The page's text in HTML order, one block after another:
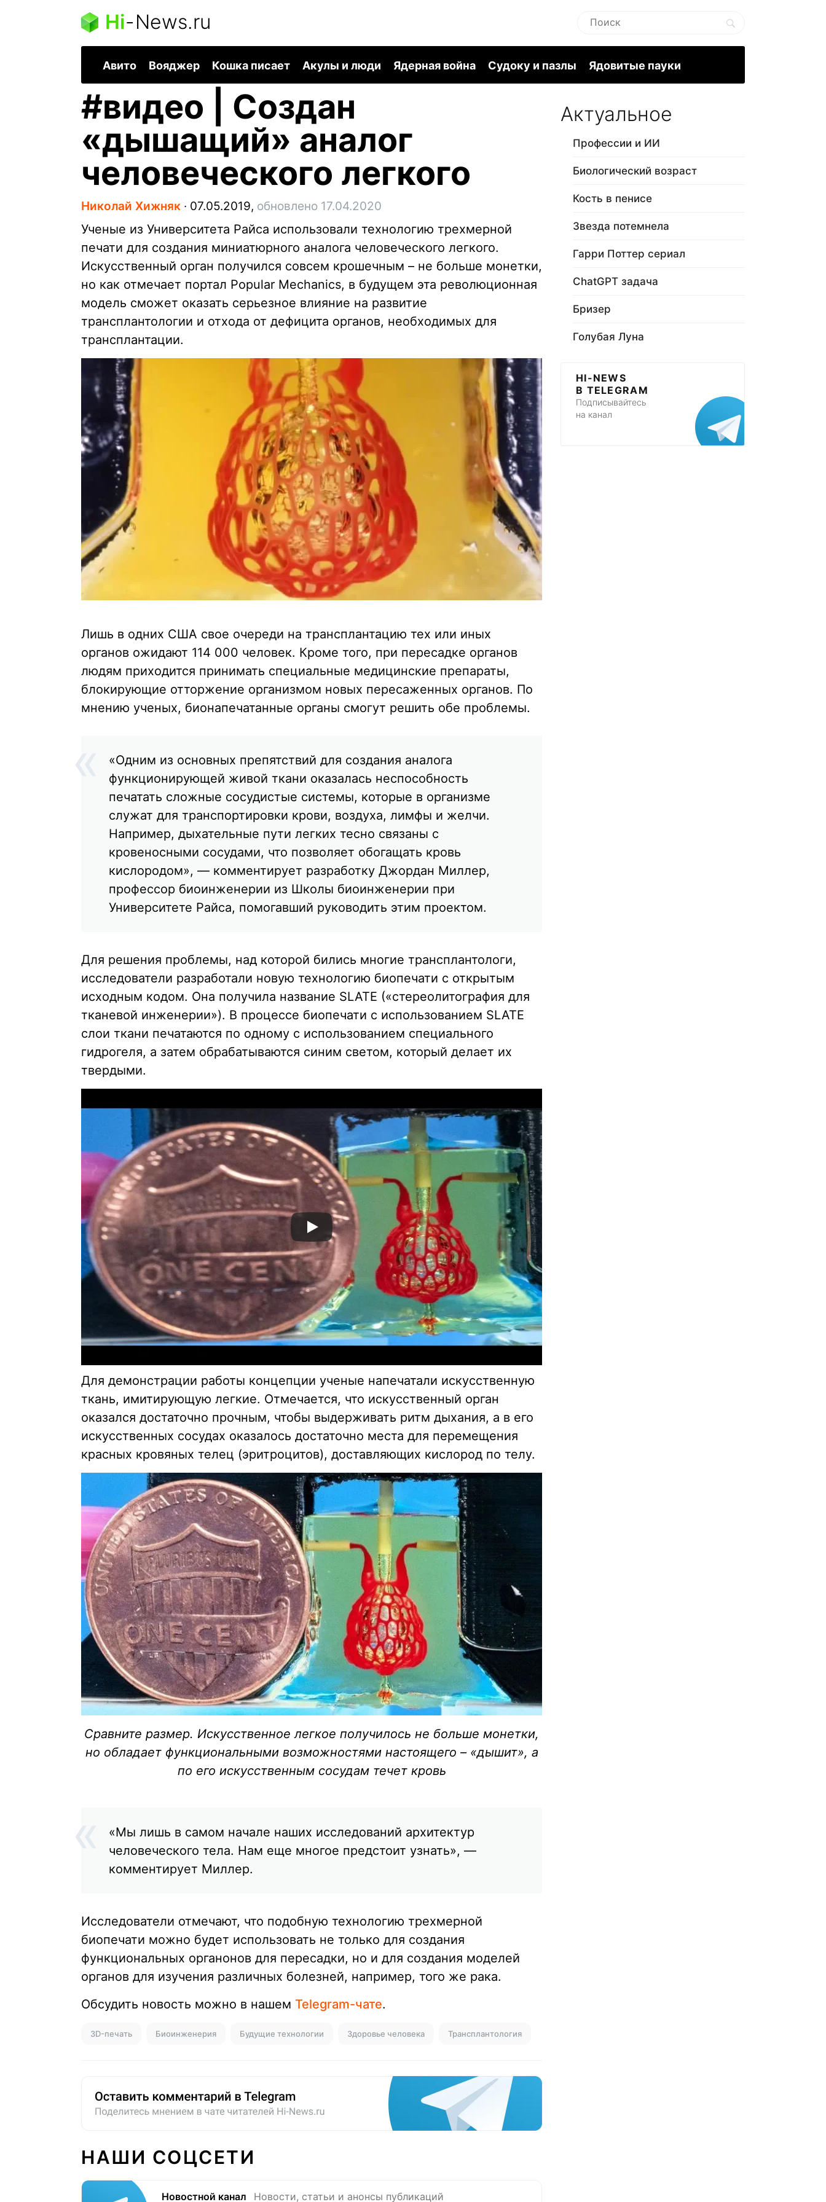
Hi-News.ru
Авито Вояджер Кошка писает Акулы и люди Ядерная война Судоку и пазлы Ядовитые пауки
#видео | Создан
«дышащий» аналог
человеческого легкого
Николай Хижняк ∙ 07.05.2019, обновлено 17.04.2020
Ученые из Университета Райса использовали технологию трехмерной
печати для создания миниатюрного аналога человеческого легкого.
Искусственный орган получился совсем крошечным – не больше монетки,
но как отмечает портал Popular Mechanics, в будущем эта революционная
модель сможет оказать серьезное влияние на развитие
трансплантологии и отхода от дефицита органов, необходимых для
трансплантации.
Лишь в одних США свое очереди на трансплантацию тех или иных
органов ожидают 114 000 человек. Кроме того, при пересадке органов
людям приходится принимать специальные медицинские препараты,
блокирующие отторжение организмом новых пересаженных органов. По
мнению ученых, бионапечатанные органы смогут решить обе проблемы.
«Одним из основных препятствий для создания аналога
функционирующей живой ткани оказалась неспособность
печатать сложные сосудистые системы, которые в организме
служат для транспортировки крови, воздуха, лимфы и желчи.
Например, дыхательные пути легких тесно связаны с
кровеносными сосудами, что позволяет обогащать кровь
кислородом», — комментирует разработку Джордан Миллер,
профессор биоинженерии из Школы биоинженерии при
Университете Райса, помогавший руководить этим проектом.
Для решения проблемы, над которой бились многие трансплантологи,
исследователи разработали новую технологию биопечати с открытым
исходным кодом. Она получила название SLATE («стереолитография для
тканевой инженерии»). В процессе биопечати с использованием SLATE
слои ткани печатаются по одному с использованием специального
гидрогеля, а затем обрабатываются синим светом, который делает их
твердыми.
Для демонстрации работы концепции ученые напечатали искусственную
ткань, имитирующую легкие. Отмечается, что искусственный орган
оказался достаточно прочным, чтобы выдерживать ритм дыхания, а в его
искусственных сосудах оказалось достаточно места для перемещения
красных кровяных телец (эритроцитов), доставляющих кислород по телу.
Сравните размер. Искусственное легкое получилось не больше монетки,
но обладает функциональными возможностями настоящего – «дышит», а
по его искусственным сосудам течет кровь
«Мы лишь в самом начале наших исследований архитектур
человеческого тела. Нам еще многое предстоит узнать», —
комментирует Миллер.
Исследователи отмечают, что подобную технологию трехмерной
биопечати можно будет использовать не только для создания
функциональных органонов для пересадки, но и для создания моделей
органов для изучения различных болезней, например, того же рака.
Обсудить новость можно в нашем Telegram-чате.
3D-печать Биоинженерия Будущие технологии Здоровье человека Трансплантология
НАШИ СОЦСЕТИ
Новостной канал Новости, статьи и анонсы публикаций
Актуальное
Профессии и ИИ
Биологический возраст
Кость в пенисе
Звезда потемнела
Гарри Поттер сериал
ChatGPT задача
Бризер
Голубая Луна
HI-NEWS
В TELEGRAM
Подписывайтесь
на канал